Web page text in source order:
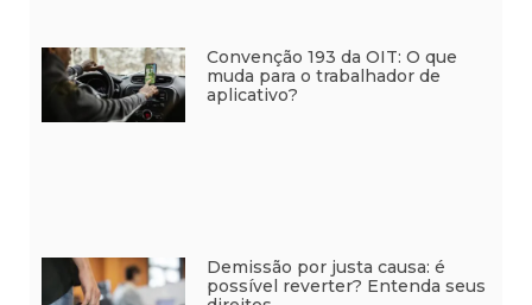
Convenção 193 da OIT: O que
muda para o trabalhador de
aplicativo?
Demissão por justa causa: é
possível reverter? Entenda seus